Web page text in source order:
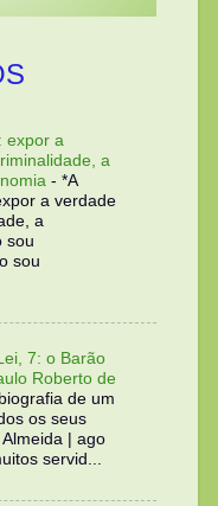
expor a
a
- *A
a verdade
a
sou
sou
7: o Barão
Roberto de
de um
os seus
| ago
servid...